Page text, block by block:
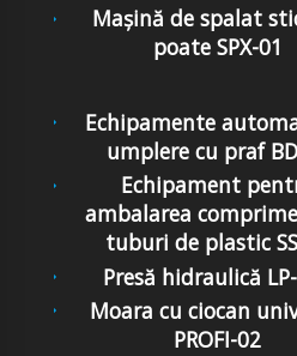
Mașină de spalat
poate SPX-01
Echipamente
umplere cu praf
Echipament
ambalarea
tuburi de plastic
Presă hidraulică
Moara cu ciocan
PROFI-02